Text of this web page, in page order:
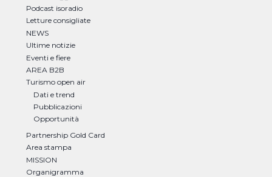
Podcast isoradio
Letture consigliate
NEWS
Ultime notizie
Eventi e fiere
AREA B2B
Turismo open air
Dati e trend
Pubblicazioni
Opportunità
Partnership Gold Card
Area stampa
MISSION
Organigramma